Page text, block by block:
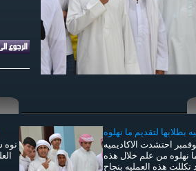
نوه
بطلابها لتقديم ما نهلوه
احتشدت الاكاديميه
نهلوه من علم خلال هذه
تكللت هذه العمليه بنجاح